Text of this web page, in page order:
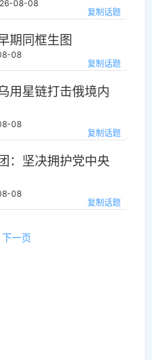
复制话题
08-08
期同框生图
复制话题
08
用星链打击俄境内
复制话题
08
：坚决拥护党中央
复制话题
08
下一页